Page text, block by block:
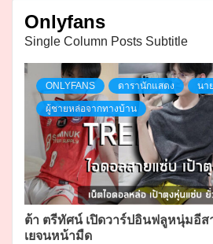
Onlyfans
Single Column Posts Subtitle
ONLYFANS ดารานักแสดง นา
ผู้ชายหล่อจากทางบ้าน
ต้า ตรีทัศน์ เปิดวาร์ปอินฟลูหนุ่มอีส
เยจนหน้ามืด